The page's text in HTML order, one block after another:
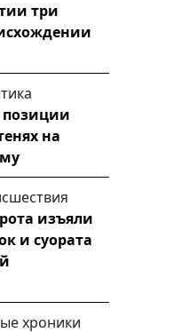
три
позиции
на
изъяли
и суората
хроники